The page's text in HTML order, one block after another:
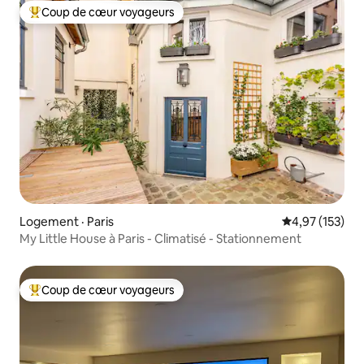
Coup de cœur voyageurs parmi les plus aimés
Coup de cœur voyageurs
Logement · Paris Note
4,97 (153)
My Little House à Paris - Climatisé - Stationnement
Coup de cœur voyageurs parmi les plus aimés
Coup de cœur voyageurs